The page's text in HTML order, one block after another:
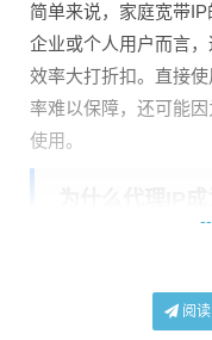
简单来说，家庭宽带IP
企业或个人用户而言
效率大打折扣。直接
率难以保障，还可能
使用。
决问题的关键。它的
求先发送到代理服务
阅读